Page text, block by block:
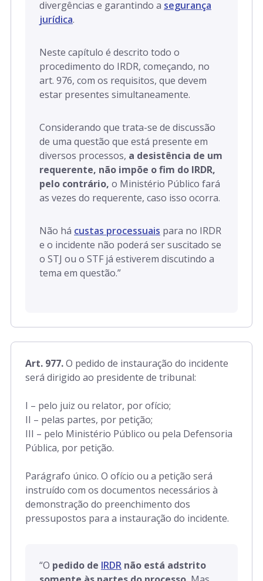
divergências e garantindo a segurança
jurídica.
Neste capítulo é descrito todo o
procedimento do IRDR, começando, no
art. 976, com os requisitos, que devem
estar presentes simultaneamente.
Considerando que trata-se de discussão
de uma questão que está presente em
diversos processos, a desistência de um
requerente, não impõe o fim do IRDR,
pelo contrário, o Ministério Público fará
as vezes do requerente, caso isso ocorra.
Não há custas processuais para no IRDR
e o incidente não poderá ser suscitado se
o STJ ou o STF já estiverem discutindo a
tema em questão.”
Art. 977.O pedido de instauração do incidente
será dirigido ao presidente de tribunal:
I – pelo juiz ou relator, por ofício;
II – pelas partes, por petição;
III – pelo Ministério Público ou pela Defensoria
Pública, por petição.
Parágrafo único. O ofício ou a petição será
instruído com os documentos necessários à
demonstração do preenchimento dos
pressupostos para a instauração do incidente.
“O pedido de IRDR não está adstrito